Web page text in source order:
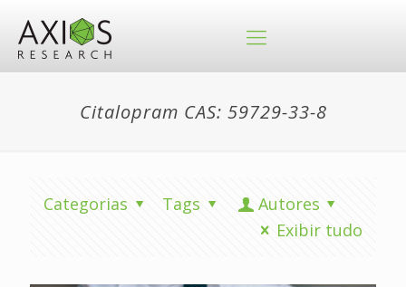
Citalopram CAS: 59729-33-8
Categorias Tags
Autores
Exibir tudo